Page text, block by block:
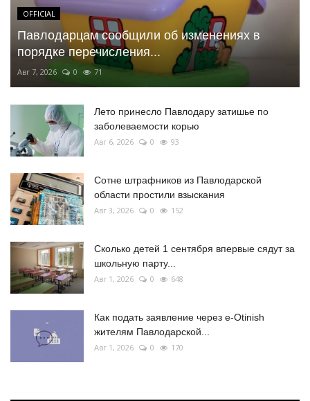
OFFICIAL
Павлодарцам сообщили об изменениях в
порядке перечисления...
Авг 7, 2026 0 71
Лето принесло Павлодару затишье по
заболеваемости корью
Авг 6, 2026 0 93
Сотне штрафников из Павлодарской
области простили взыскания
Авг 3, 2026 0 152
Сколько детей 1 сентября впервые сядут за
школьную парту...
Авг 1, 2026 0 648
Как подать заявление через e-Otinish
жителям Павлодарской...
Авг 1, 2026 0 170